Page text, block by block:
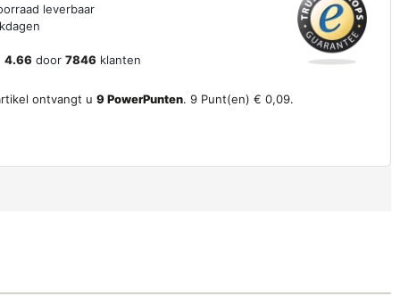
leverbaar
4.66 door 7846 klanten
ontvangt u 9PowerPunten. 9 Punt(en) € 0,09.